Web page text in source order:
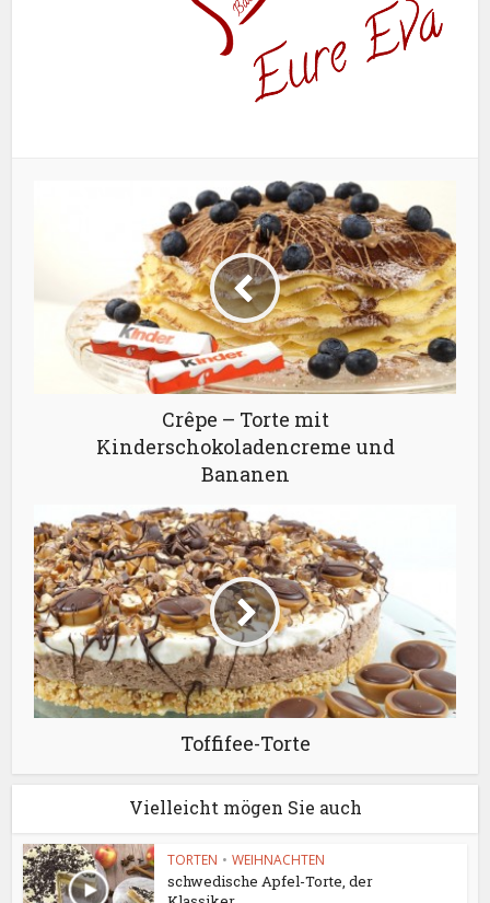
Crêpe – Torte mit
Kinderschokoladencreme und
Bananen
Toffifee-Torte
Vielleicht mögen Sie auch
TORTEN • WEIHNACHTEN
schwedische Apfel-Torte, der